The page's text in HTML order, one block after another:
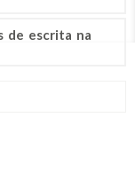
de escrita na